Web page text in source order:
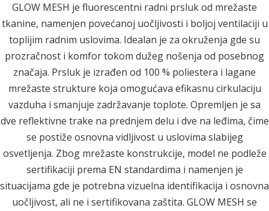
GLOW MESH je fluorescentni radni prsluk od mrežaste
tkanine, namenjen povećanoj uočljivosti i boljoj ventilaciji u
toplijim radnim uslovima. Idealan je za okruženja gde su
prozračnost i komfor tokom dužeg nošenja od posebnog
značaja. Prsluk je izrađen od 100 % poliestera i lagane
mrežaste strukture koja omogućava efikasnu cirkulaciju
vazduha i smanjuje zadržavanje toplote. Opremljen je sa
dve reflektivne trake na prednjem delu i dve na leđima, čime
se postiže osnovna vidljivost u uslovima slabijeg
osvetljenja. Zbog mrežaste konstrukcije, model ne podleže
sertifikaciji prema EN standardima i namenjen je
situacijama gde je potrebna vizuelna identifikacija i osnovna
uočljivost, ali ne i sertifikovana zaštita. GLOW MESH se